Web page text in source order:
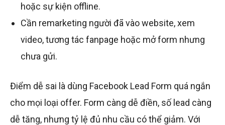
hoặc sự kiện offline.
Cần remarketing người đã vào website, xem
video, tương tác fanpage hoặc mở form nhưng
chưa gửi.
Điểm dễ sai là dùng Facebook Lead Form quá ngắn
cho mọi loại offer. Form càng dễ điền, số lead càng
dễ tăng, nhưng tỷ lệ đủ nhu cầu có thể giảm. Với